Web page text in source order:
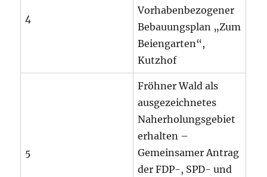
4
Vorhabenbezogener
Bebauungsplan „Zum
Beiengarten“,
Kutzhof
5
Fröhner Wald als
ausgezeichnetes
Naherholungsgebiet
erhalten –
Gemeinsamer Antrag
der FDP-, SPD- und